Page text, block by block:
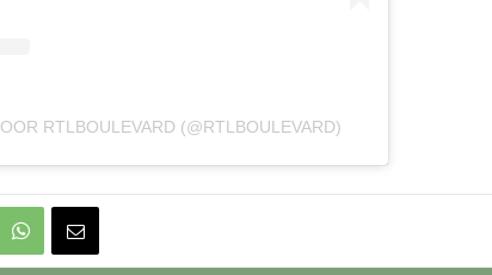
RTLBOULEVARD (@RTLBOULEVARD)